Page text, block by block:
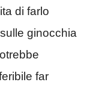
di farlo
ginocchia
far